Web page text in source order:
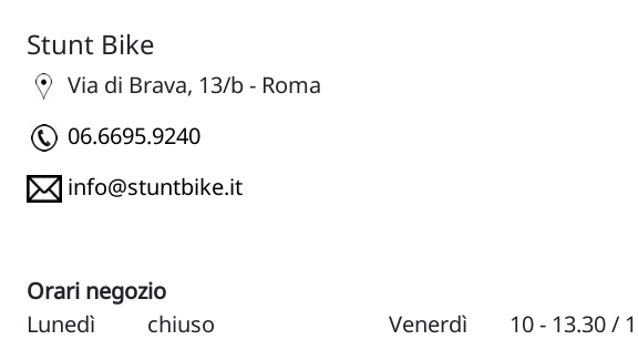
Stunt Bike
Via di Brava, 13/b - Roma
06.6695.9240
info@stuntbike.it
Orari negozio
Lunedì
chiuso
Venerdì
10 - 13.30 /